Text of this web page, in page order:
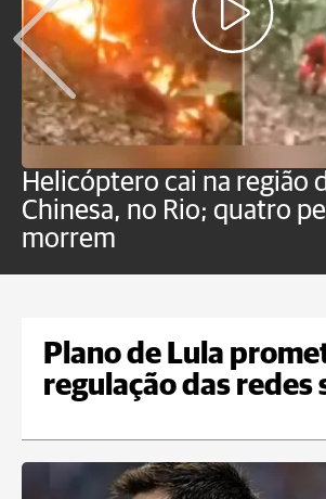
Helicóptero cai na região
Chinesa, no Rio; quatro
morrem
Plano de Lula
regulação das redes